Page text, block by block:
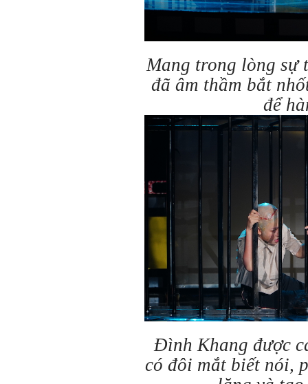
Mang trong lòng sự
đã âm thầm bắt
để
Đình Khang được
có đôi mắt biết nói,